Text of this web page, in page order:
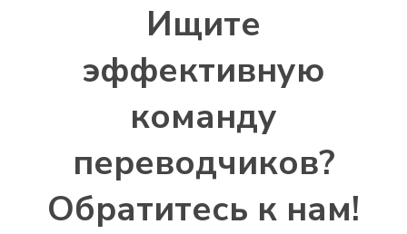
Ищите
эффективную
команду
переводчиков?
Обратитесь к нам!